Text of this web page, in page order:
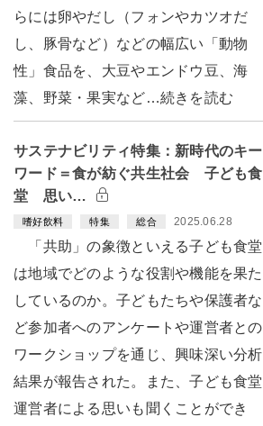
らには卵やだし（フォンやカツオだ
し、豚骨など）などの幅広い「動物
性」食品を、大豆やエンドウ豆、海
藻、野菜・果実など…続きを読む
サステナビリティ特集：新時代のキー
ワード＝食が紡ぐ共生社会 子ども食
堂 思い…
嗜好飲料 特集 総合 2025.06.28
「共助」の象徴といえる子ども食堂
は地域でどのような役割や機能を果た
しているのか。子どもたちや保護者な
ど参加者へのアンケートや運営者との
ワークショップを通じ、興味深い分析
結果が報告された。また、子ども食堂
運営者による思いも聞くことができ